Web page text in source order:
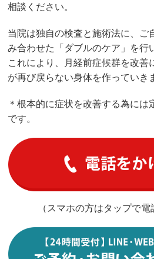
相談ください。
当院は独自の検査と施術法に、ご
み合わせた「ダブルのケア」を行
これにより、月経前症候群を改善
が再び戻らない身体を作っていき
＊根本的に症状を改善する為には
です。
（スマホの方はタップで電